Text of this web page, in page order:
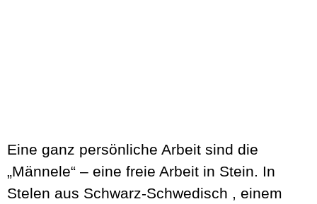
Eine ganz persönliche Arbeit sind die
„Männele“ – eine freie Arbeit in Stein. In
Stelen aus Schwarz-Schwedisch , einem